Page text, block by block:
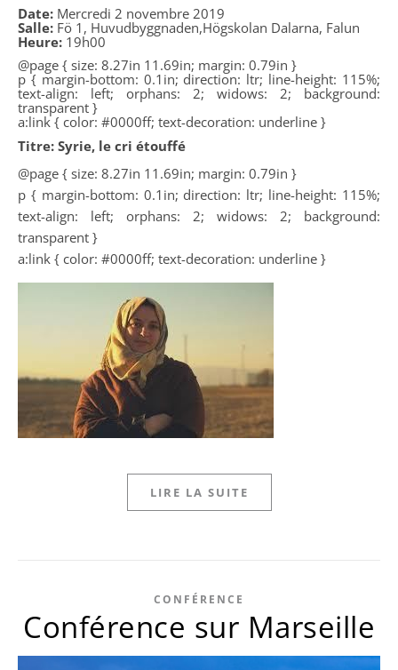
Date: Mercredi 2 novembre 2019
Salle: Fö 1, Huvudbyggnaden,Högskolan Dalarna, Falun
Heure: 19h00
@page { size: 8.27in 11.69in; margin: 0.79in }
p { margin-bottom: 0.1in; direction: ltr; line-height: 115%;
text-align: left; orphans: 2; widows: 2; background:
transparent }
a:link { color: #0000ff; text-decoration: underline }
Titre: Syrie, le cri étouffé
@page { size: 8.27in 11.69in; margin: 0.79in }
p { margin-bottom: 0.1in; direction: ltr; line-height: 115%;
text-align: left; orphans: 2; widows: 2; background:
transparent }
a:link { color: #0000ff; text-decoration: underline }
LIRE LA SUITE
CONFÉRENCE
Conférence sur Marseille